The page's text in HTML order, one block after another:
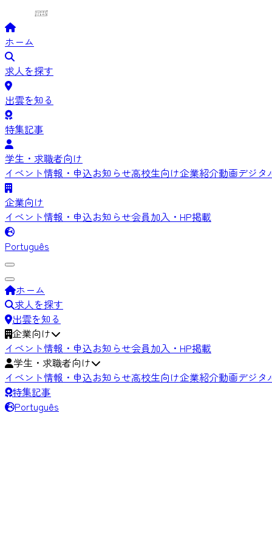
ホーム
求人を探す
出雲を知る
特集記事
学生・求職者向け
イベント情報・申込お知らせ高校生向け企業紹介動画デジタ
企業向け
イベント情報・申込お知らせ会員加入・HP掲載
Português
ホーム
求人を探す
出雲を知る
企業向け
イベント情報・申込お知らせ会員加入・HP掲載
学生・求職者向け
イベント情報・申込お知らせ高校生向け企業紹介動画デジタ
特集記事
Português